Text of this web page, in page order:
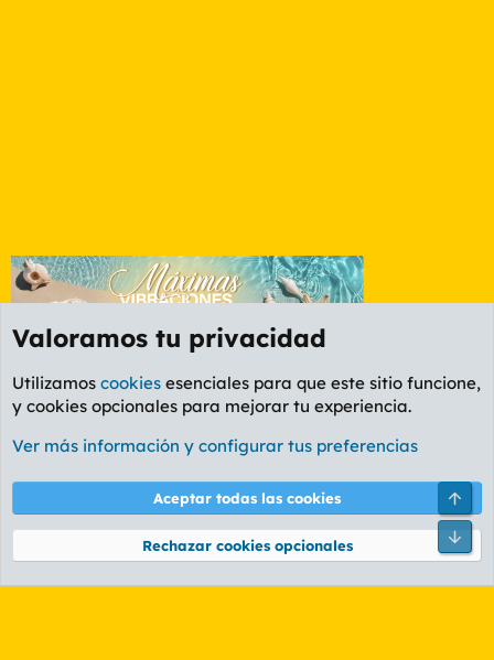
Foro General
Cookies
PL OLDSTYLE AMARILLO
Términos y reglas Política de privacidad Ayuda
Community platform by XenForo® © 2010-2026 XenForo Ltd.
Valoramos tu privacidad
Utilizamos cookies esenciales para que este sitio funcione,
y cookies opcionales para mejorar tu experiencia.
Ver más información y configurar tus preferencias
Aceptar todas las cookies
Rechazar cookies opcionales
Pie